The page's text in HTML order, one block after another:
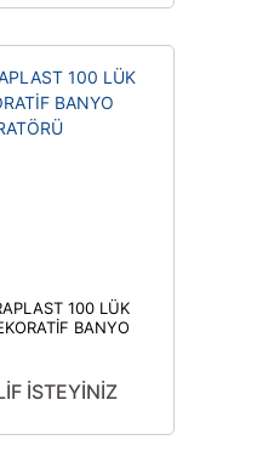
100 LÜK
BANYO
İSTEYİNİZ